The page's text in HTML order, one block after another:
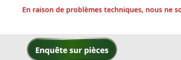
En raison de problèmes techniques, nous ne
Allez